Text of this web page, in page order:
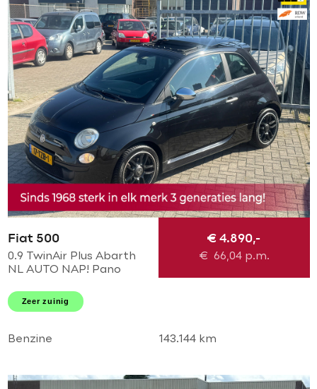
Fiat 500
0.9 TwinAir Plus Abarth
NL AUTO NAP! Pano
pakket l MTF-stuur l
Airco! Dealer OH l
€ 4.890,-
€ 66,04p.m.
Zeer zuinig
Benzine 143.144 km